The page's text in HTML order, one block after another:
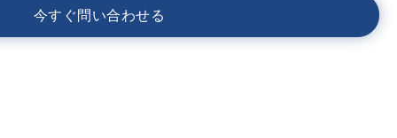
今す ぐ問い合わせる